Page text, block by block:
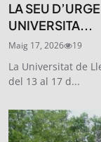
LA SEU
UNIVERSITA...
Maig 17, 2026 19
La Universitat de
del 13 al 17 d...